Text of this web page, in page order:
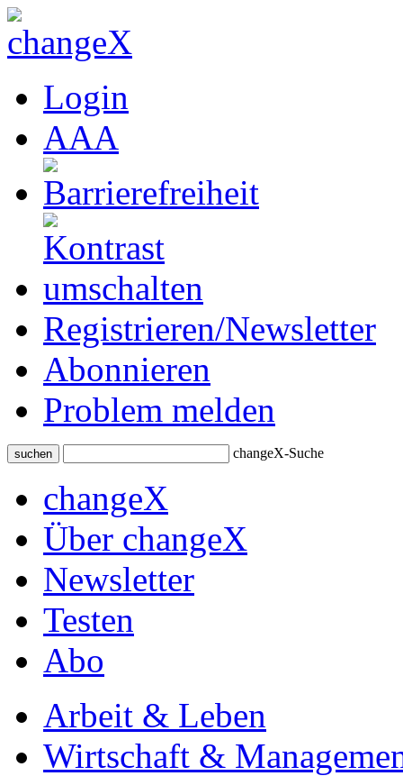
Login
AAA
Registrieren/Newsletter
Abonnieren
Problem melden
suchen changeX-Suche
changeX
Über changeX
Newsletter
Testen
Abo
Arbeit & Leben
Wirtschaft &